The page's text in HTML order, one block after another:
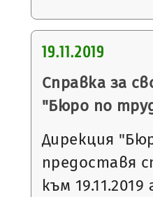
19.11.2019
Справка за
"Бюро по
Дирекция
предоставя
към 19.11.2019